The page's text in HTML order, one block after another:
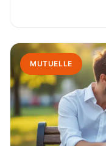
MUTUELLE